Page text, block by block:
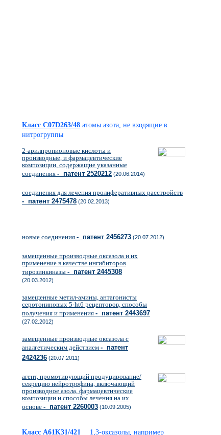
Класс C07D263/48 атомы азота, не входящие в
нитрогруппы
2-арилпропионовые кислоты и
производные, и фармацевтические
композиции, содержащие указанные
соединения - патент 2520212 (20.06.2014)
соединения для лечения пролиферативных расстройств
- патент 2475478 (20.02.2013)
новые соединения - патент 2456273 (20.07.2012)
замещенные производные оксазола и их
применение в качестве ингибиторов
тирозинкиназы - патент 2445308
(20.03.2012)
замещенные метил-амины, антагонисты
серотониновых 5-ht6 рецепторов, способы
получения и применения - патент 2443697
(27.02.2012)
замещенные производные оксазола с
аналгетическим действием - патент
2424236 (20.07.2011)
агент, промотирующий продуцирование/
секрецию нейротрофина, включающий
производное азола, фармацевтические
композиции и способы лечения на их
основе - патент 2260003 (10.09.2005)
Класс A61K31/421
1,3-оксазолы, например